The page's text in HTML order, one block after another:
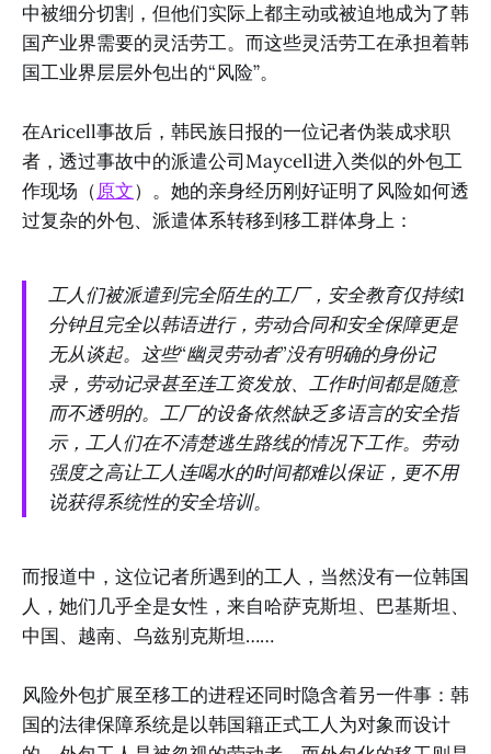
中被细分切割，但他们实际上都主动或被迫地成为了韩
国产业界需要的灵活劳工。而这些灵活劳工在承担着韩
国工业界层层外包出的“风险”。
在Aricell事故后，韩民族日报的一位记者伪装成求职
者，透过事故中的派遣公司Maycell进入类似的外包工
作现场（原文）。她的亲身经历刚好证明了风险如何透
过复杂的外包、派遣体系转移到移工群体身上：
工人们被派遣到完全陌生的工厂，安全教育仅持续1
分钟且完全以韩语进行，劳动合同和安全保障更是
无从谈起。这些“幽灵劳动者”没有明确的身份记
录，劳动记录甚至连工资发放、工作时间都是随意
而不透明的。工厂的设备依然缺乏多语言的安全指
示，工人们在不清楚逃生路线的情况下工作。劳动
强度之高让工人连喝水的时间都难以保证，更不用
说获得系统性的安全培训。
而报道中，这位记者所遇到的工人，当然没有一位韩国
人，她们几乎全是女性，来自哈萨克斯坦、巴基斯坦、
中国、越南、乌兹别克斯坦……
风险外包扩展至移工的进程还同时隐含着另一件事：韩
国的法律保障系统是以韩国籍正式工人为对象而设计